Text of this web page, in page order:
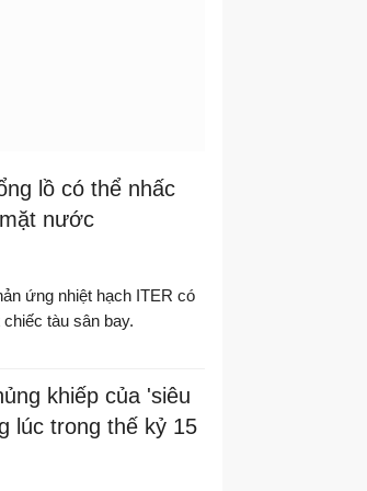
lồ có thể nhấc
nước
ứng nhiệt hạch ITER có
tàu sân bay.
khiếp của 'siêu
lúc trong thế kỷ 15